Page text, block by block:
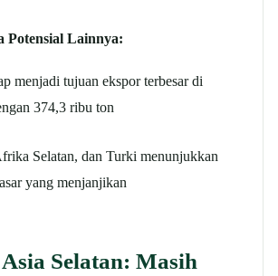
Potensial Lainnya:
menjadi tujuan ekspor terbesar di
374,3 ribu ton
Selatan, dan Turki menunjukkan
yang menjanjikan
Selatan: Masih